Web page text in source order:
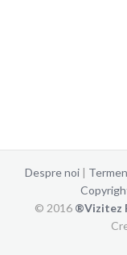
Despre noi|
© 2016 ®Vizitez